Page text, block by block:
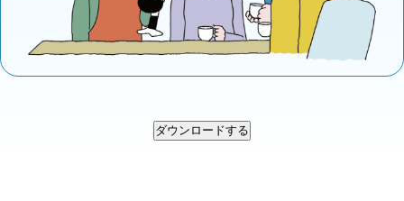
ダウンロードする